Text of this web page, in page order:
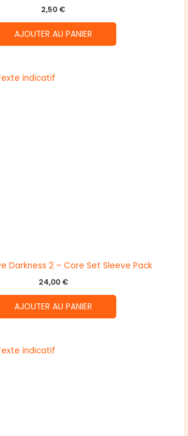
2,50 €
AJOUTER AU PANIER
Darkness 2 – Core Set Sleeve Pack
24,00 €
AJOUTER AU PANIER